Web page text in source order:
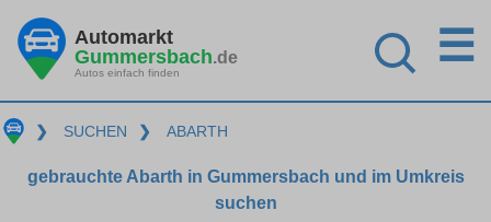
Automarkt
Gummersbach.de
Autos einfach finden
☰
❯ SUCHEN ❯ ABARTH
gebrauchte Abarth in Gummersbach und im Umkreis
suchen